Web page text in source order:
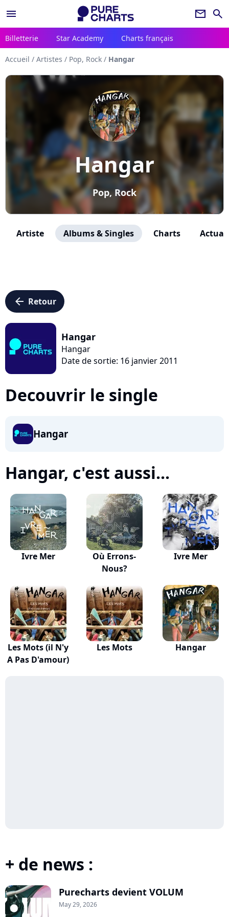
menu newsletter search
Billetterie Star Academy Charts français
Accueil / Artistes / Pop, Rock / Hangar
Hangar
Pop, Rock
Artiste Albums & Singles Charts
arrow_left Retour
Hangar
Hangar
Date de sortie: 16 janvier 2011
Decouvrir le single
Hangar
Hangar, c'est aussi...
Ivre Mer
Où Errons-
Nous?
Ivre Mer
Les Mots (il N'y
A Pas D'amour)
Les Mots Hangar
+ de news :
Purecharts devient VOLUM
May 29, 2026